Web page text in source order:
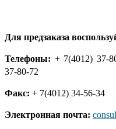
Для предзаказа
Телефоны: + 7(4012) 37-
37-80-72
Факс: + 7(4012) 34-56-34
Электронная почта: